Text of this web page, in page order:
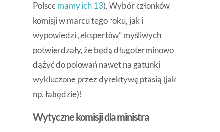
Polscemamy ich 13). Wybór członków
komisji w marcu tego roku, jak i
wypowiedzi „ekspertów” myśliwych
potwierdzały, że będą długoterminowo
dążyć do polowań nawet na gatunki
wykluczone przez dyrektywę ptasią (jak
np. łabędzie)!
Wytyczne komisji dla ministra